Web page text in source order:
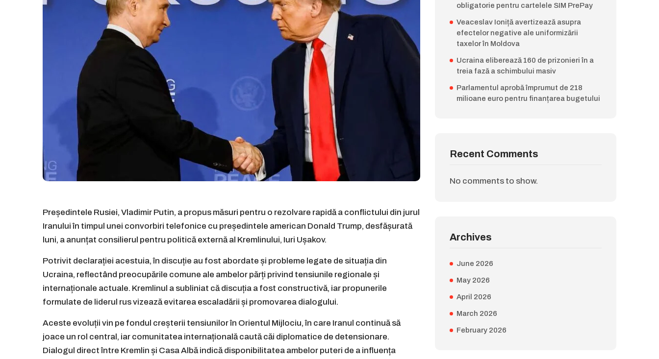
Președintele Rusiei, Vladimir Putin, a propus măsuri pentru o rezolvare rapidă a conflictului din jurul
Iranului în timpul unei convorbiri telefonice cu președintele american Donald Trump, desfășurată
luni, a anunțat consilierul pentru politică externă al Kremlinului, Iuri Ușakov.
Potrivit declarației acestuia, în discuție au fost abordate și probleme legate de situația din
Ucraina, reflectând preocupările comune ale ambelor părți privind tensiunile regionale și
internaționale actuale. Kremlinul a subliniat că discuția a fost constructivă, iar propunerile
formulate de liderul rus vizează evitarea escaladării și promovarea dialogului.
Aceste evoluții vin pe fondul creșterii tensiunilor în Orientul Mijlociu, în care Iranul continuă să
joace un rol central, iar comunitatea internațională caută căi diplomatice de detensionare.
Dialogul direct între Kremlin și Casa Albă indică disponibilitatea ambelor puteri de a influența
obligatorie pentru cartelele SIM PrePay
Veaceslav Ioniță avertizează asupra
efectelor negative ale uniformizării
taxelor în Moldova
Ucraina eliberează 160 de prizonieri în a
treia fază a schimbului masiv
Parlamentul aprobă împrumut de 218
milioane euro pentru finanțarea bugetului
Recent Comments
No comments to show.
Archives
June 2026
May 2026
April 2026
March 2026
February 2026